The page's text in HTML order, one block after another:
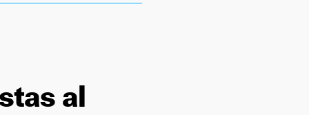
al